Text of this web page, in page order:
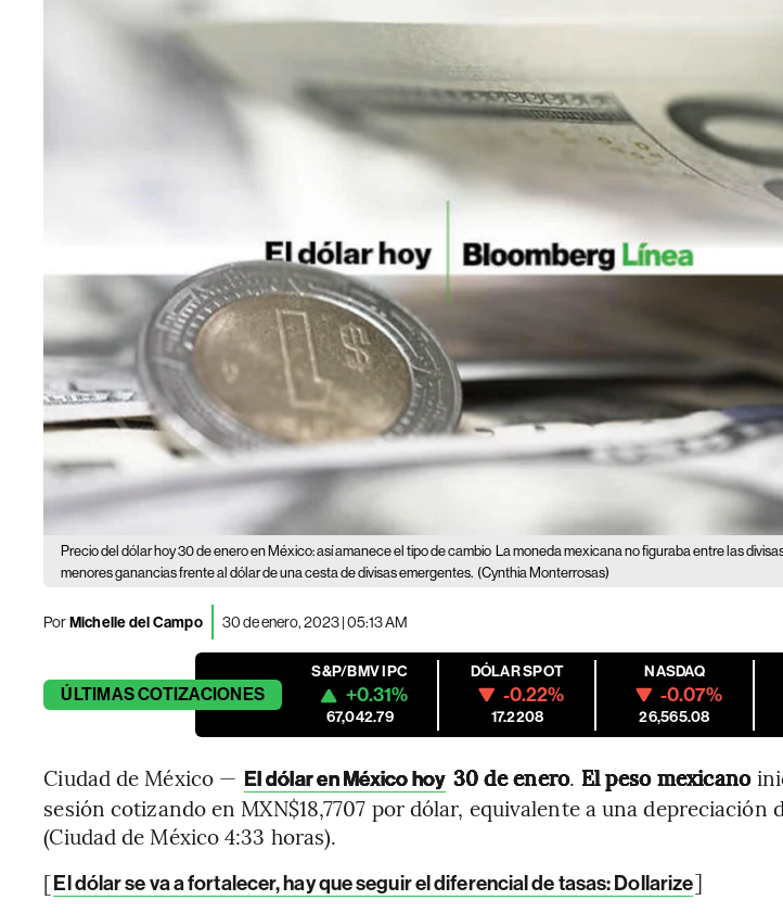
Precio del dólar hoy 30 de enero en México: así amanece el tipo de cambio La moneda mexicana no figuraba entre las
menores ganancias frente al dólar de una cesta de divisas emergentes. (Cynthia Monterrosas)
PorMichelle del Campo 30 de enero, 2023 | 05:13 AM
ÚLTIMASCOTIZACIONES
S&P/BMV IPC
+0.31%
67,042.79
DÓLAR SPOT
-0.22%
17.2208
NASDAQ
-0.07%
26,565.08
Ciudad de México — El dólar en México hoy 30 de enero. El peso mexicano
sesión cotizando en MXN$18,7707 por dólar, equivalente a una depreciación
(Ciudad de México 4:33 horas).
[El dólar se va a fortalecer, hay que seguir el diferencial de tasas: Dollarize]